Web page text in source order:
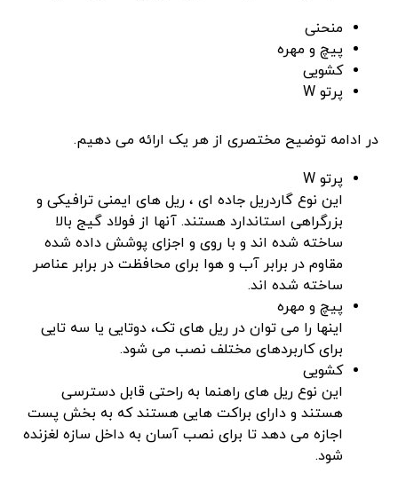
منحنی
پیچ و مهره
کشویی
پرتو W
در ادامه توضیح مختصری از هر یک ارائه می دهیم.
پرتو W
این نوع گاردریل جاده ای ، ریل های ایمنی ترافیکی و
بزرگراهی استاندارد هستند. آنها از فولاد گیج بالا
ساخته شده اند و با روی و اجزای پوشش داده شده
مقاوم در برابر آب و هوا برای محافظت در برابر عناصر
ساخته شده اند.
پیچ و مهره
اینها را می توان در ریل های تک، دوتایی یا سه تایی
برای کاربردهای مختلف نصب می شود.
کشویی
این نوع ریل های راهنما به راحتی قابل دسترسی
هستند و دارای براکت هایی هستند که به بخش پست
اجازه می دهد تا برای نصب آسان به داخل سازه لغزنده
شود.